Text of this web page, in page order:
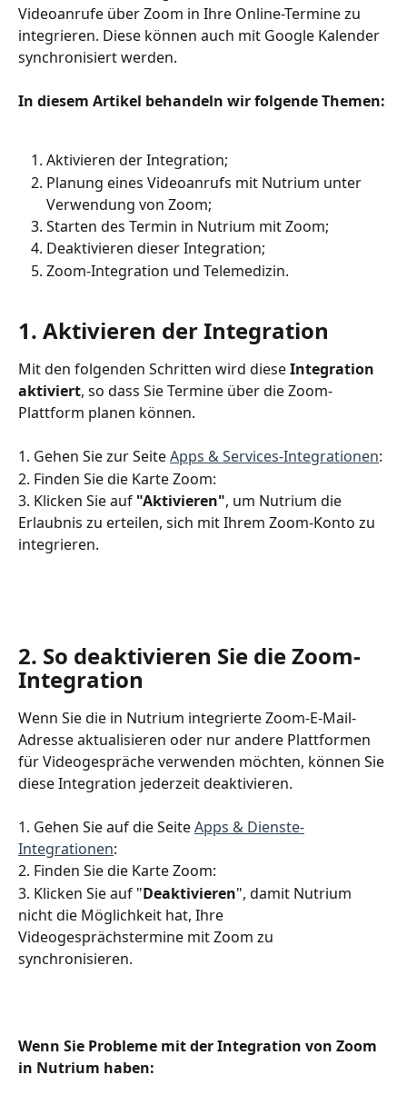
Videoanrufe über Zoom in Ihre Online-Termine zu
integrieren. Diese können auch mit Google Kalender
synchronisiert werden.
In diesem Artikel behandeln wir folgende Themen:
Aktivieren der Integration;
Planung eines Videoanrufs mit Nutrium unter
Verwendung von Zoom;
Starten des Termin in Nutrium mit Zoom;
Deaktivieren dieser Integration;
Zoom-Integration und Telemedizin.
1. Aktivieren der Integration
Mit den folgenden Schritten wird diese Integration
aktiviert, so dass Sie Termine über die Zoom-
Plattform planen können.
1. Gehen Sie zur Seite Apps & Services-Integrationen:
2. Finden Sie die Karte Zoom:
3. Klicken Sie auf "Aktivieren", um Nutrium die
Erlaubnis zu erteilen, sich mit Ihrem Zoom-Konto zu
integrieren.
2. So deaktivieren Sie die Zoom-
Integration
Wenn Sie die in Nutrium integrierte Zoom-E-Mail-
Adresse aktualisieren oder nur andere Plattformen
für Videogespräche verwenden möchten, können Sie
diese Integration jederzeit deaktivieren.
1. Gehen Sie auf die Seite Apps & Dienste-
Integrationen:
2. Finden Sie die Karte Zoom:
3. Klicken Sie auf "Deaktivieren", damit Nutrium
nicht die Möglichkeit hat, Ihre
Videogesprächstermine mit Zoom zu
synchronisieren.
Wenn Sie Probleme mit der Integration von Zoom
in Nutrium haben: